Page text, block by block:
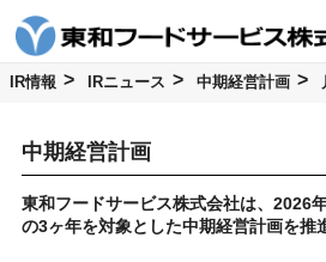
IR情報 IRニュース 中期経営計画
中期経営計画
東和フードサービス株式会社は、2026
の3ヶ年を対象とした中期経営計画を推